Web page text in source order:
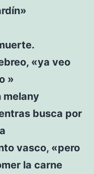
«ya veo
»
melany
busca por
vasco, «pero
la carne